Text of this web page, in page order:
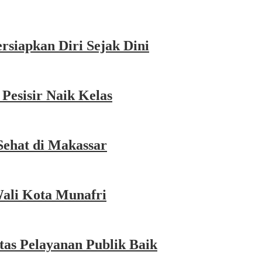
Diri Sejak Dini
Naik Kelas
di Makassar
Kota Munafri
Pelayanan Publik Baik